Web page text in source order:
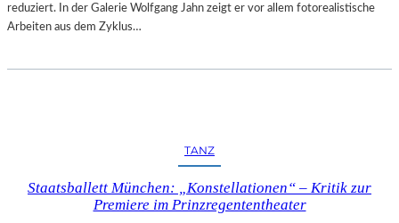
reduziert. In der Galerie Wolfgang Jahn zeigt er vor allem fotorealistische
Arbeiten aus dem Zyklus…
TANZ
Staatsballett München: „Konstellationen“ – Kritik zur
Premiere im Prinzregententheater